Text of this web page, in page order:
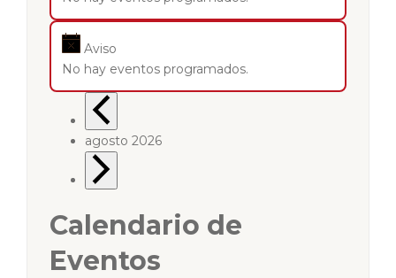
Aviso
No hay eventos programados.
agosto 2026
Calendario de
Eventos